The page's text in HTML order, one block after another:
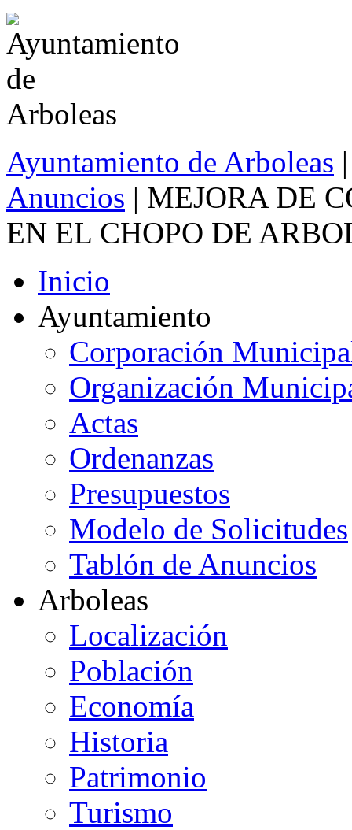
Ayuntamiento de Arboleas
Anuncios | MEJORA DE
EN EL CHOPO DE
Inicio
Ayuntamiento
Corporación
Organización
Actas
Ordenanzas
Presupuestos
Modelo de Solicitudes
Tablón de Anuncios
Arboleas
Localización
Población
Economía
Historia
Patrimonio
Turismo